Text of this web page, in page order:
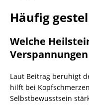
Häufig
Welche
Laut Beitrag beruhigt
hilft bei
Selbstbewusstsein